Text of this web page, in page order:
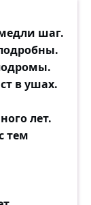
шаг.
в ушах.
лет.
тем